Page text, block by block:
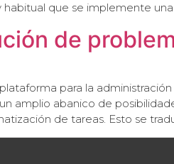
que se implemente
de
para la
amplio abanico de
de tareas. Esto se